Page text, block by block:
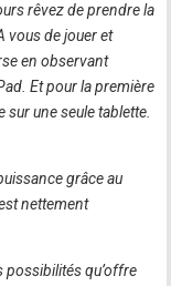
rêvez de prendre la
vous de jouer et
en observant
Et pour la première
une seule tablette.
grâce au
nettement
qu’offre